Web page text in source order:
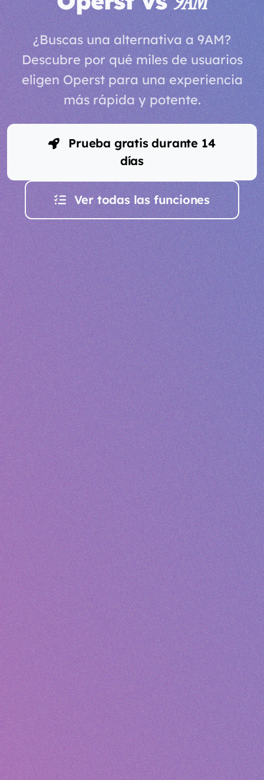
¿Buscas una alternativa a 9AM?
Descubre por qué miles de usuarios
eligen Operst para una experiencia
más rápida y potente.
Prueba gratis durante 14
días
Ver todas las funciones